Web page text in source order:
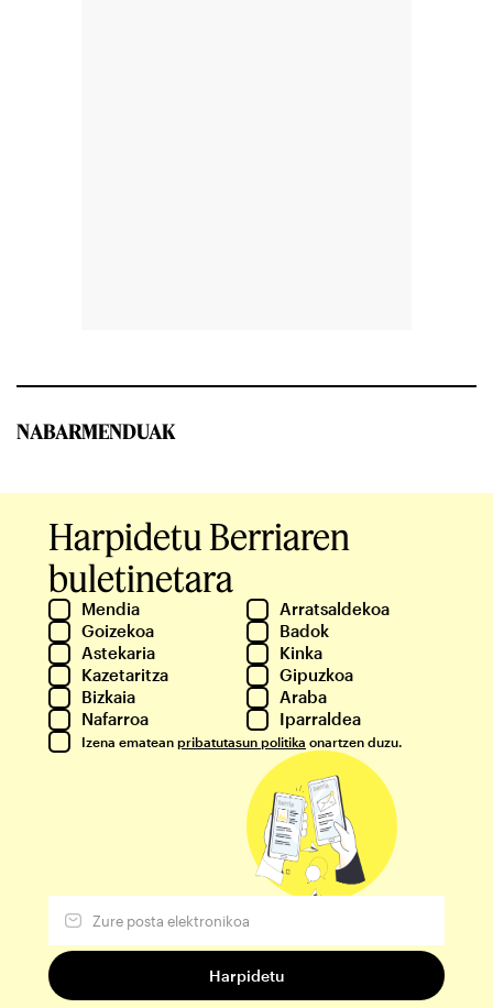
NABARMENDUAK
Harpidetu Berriaren
buletinetara
Mendia
Arratsaldekoa
Goizekoa
Badok
Astekaria
Kinka
Kazetaritza
Gipuzkoa
Bizkaia
Araba
Nafarroa
Iparraldea
Izena ematean pribatutasun politika onartzen duzu.